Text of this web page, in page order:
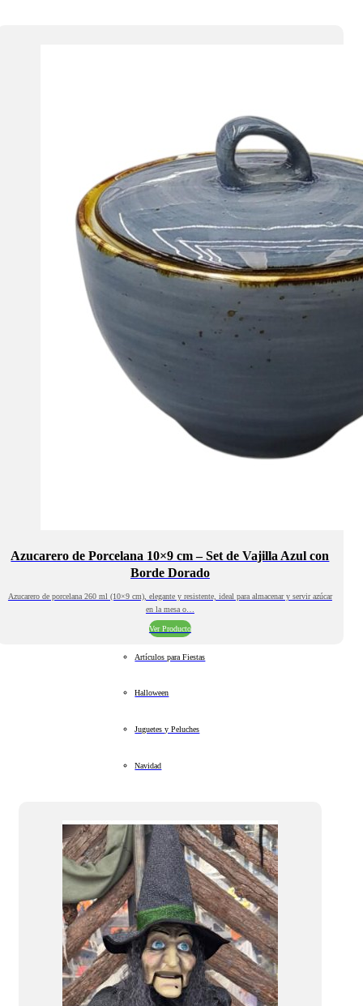
Azucarero de Porcelana 10×9 cm – Set de Vajilla Azul con
Borde Dorado
Azucarero de porcelana 260 ml (10×9 cm), elegante y resistente, ideal para almacenar y servir azúcar
en la mesa o…
Ver Producto
Artículos para Fiestas
Halloween
Juguetes y Peluches
Navidad